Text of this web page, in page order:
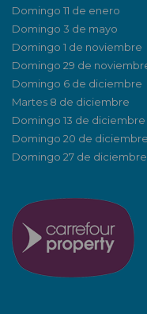
Domingo 11 de enero
Domingo 3 de mayo
Domingo 1 de noviembre
Domingo 29 de
Domingo 6 de diciembre
Martes 8 de diciembre
Domingo 13 de diciembre
Domingo 20 de diciembre
Domingo 27 de diciembre